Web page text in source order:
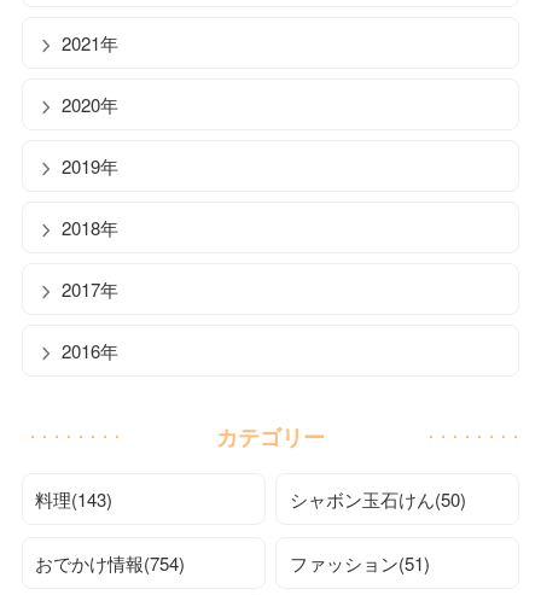
2021年
2020年
2019年
2018年
2017年
2016年
カテゴリー
料理(143) シャボン玉石けん(50)
おでかけ情報(754) ファッション(51)